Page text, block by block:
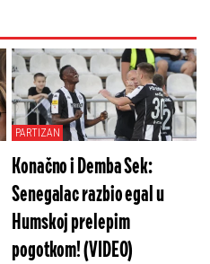
PARTIZAN
Konačno i Demba Sek:
Senegalac razbio egal u
Humskoj prelepim
pogotkom! (VIDEO)